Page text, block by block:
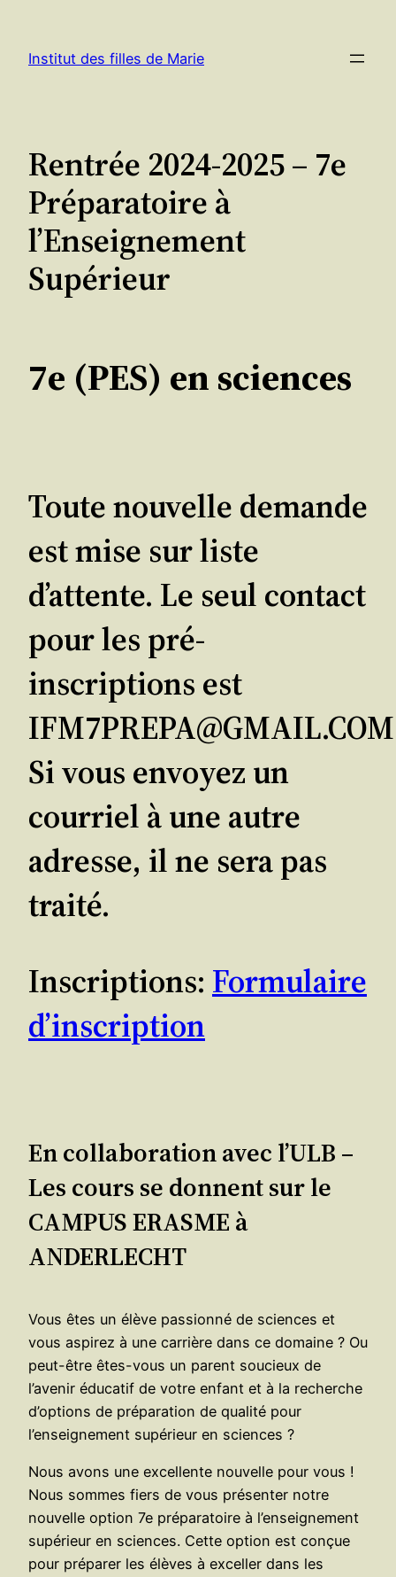
contenu
Institut des filles de Marie
Rentrée 2024-2025 – 7e
Préparatoire à
l’Enseignement
Supérieur
7e (PES) en sciences
Toute nouvelle demande
est mise sur liste
d’attente. Le seul contact
pour les pré-
inscriptions est
Si vous envoyez un
courriel à une autre
adresse, il ne sera pas
traité.
Inscriptions: Formulaire
d’inscription
En collaboration avec l’ULB –
Les cours se donnent sur le
CAMPUS ERASME à
ANDERLECHT
Vous êtes un élève passionné de sciences et
vous aspirez à une carrière dans ce domaine ? Ou
peut-être êtes-vous un parent soucieux de
l’avenir éducatif de votre enfant et à la recherche
d’options de préparation de qualité pour
l’enseignement supérieur en sciences ?
Nous avons une excellente nouvelle pour vous !
Nous sommes fiers de vous présenter notre
nouvelle option 7e préparatoire à l’enseignement
supérieur en sciences. Cette option est conçue
pour préparer les élèves à exceller dans les